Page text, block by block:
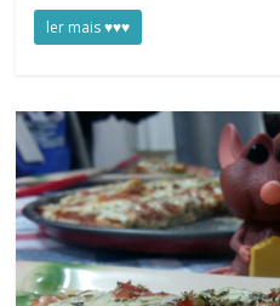
ler mais ♥♥♥